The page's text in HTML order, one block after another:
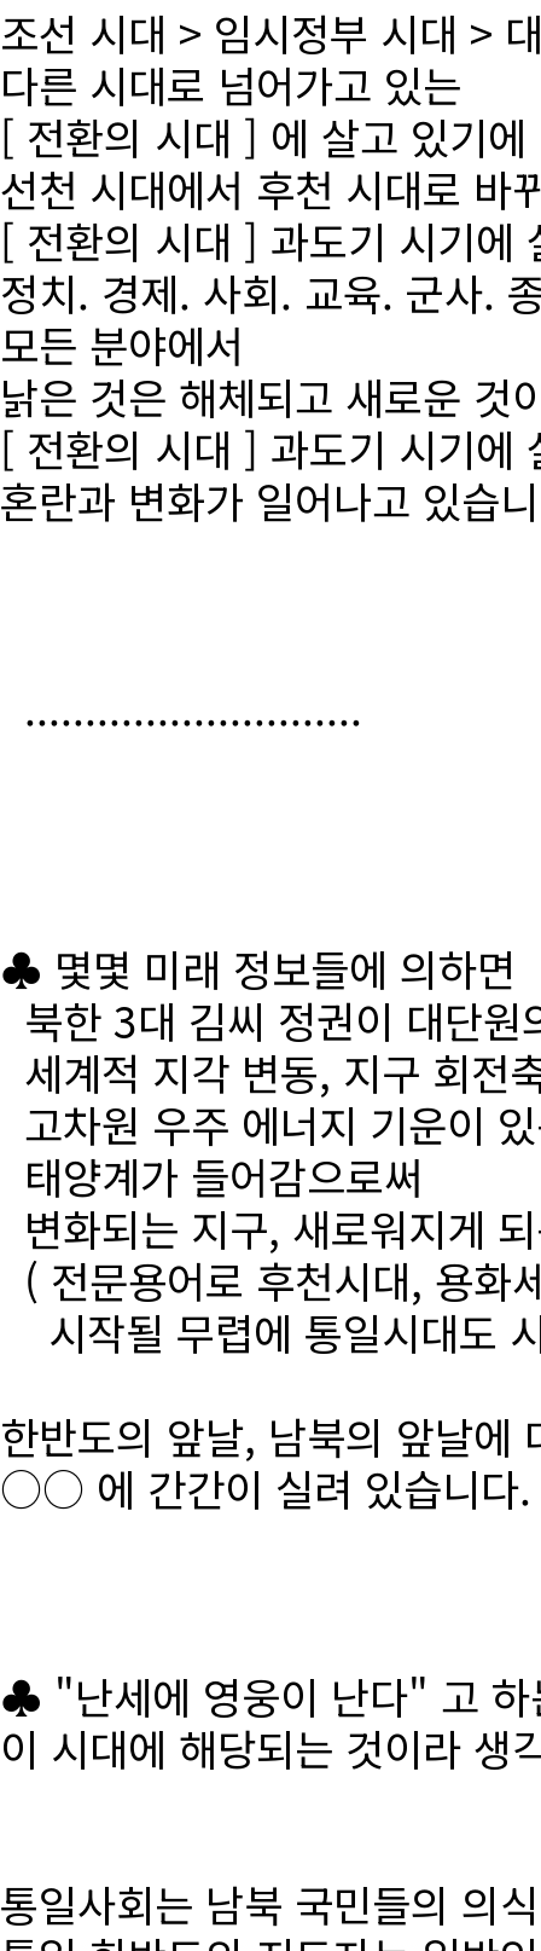
조선 시대 > 임시정부 시대 >
다른 시대로 넘어가고 있는
[ 전환의 시대 ] 에 살고 있기에
선천 시대에서 후천 시대로 바
[ 전환의 시대 ] 과도기 시기에
정치. 경제. 사회. 교육. 군사.
모든 분야에서
낡은 것은 해체되고 새로운 것
[ 전환의 시대 ] 과도기 시기에
혼란과 변화가 일어나고 있습
............................
♣ 몇몇 미래 정보들에 의하면
북한 3대 김씨 정권이 대단
세계적 지각 변동, 지구 회전
고차원 우주 에너지 기운이
태양계가 들어감으로써
변화되는 지구, 새로워지게
( 전문용어로 후천시대, 용화
시작될 무렵에 통일시대도
한반도의 앞날, 남북의 앞날에
○○ 에 간간이 실려 있습니다.
♣ "난세에 영웅이 난다" 고 하
이 시대에 해당되는 것이라 생
통일사회는 남북 국민들의 의